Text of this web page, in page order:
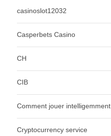
casinoslot12032
Casperbets Casino
CH
CIB
Comment jouer intelligemment
Cryptocurrency service